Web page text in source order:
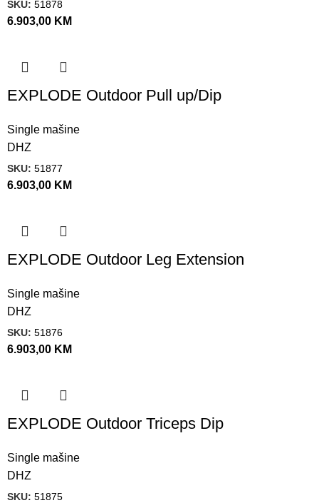
SKU: 51878
6.903,00 KM
EXPLODE Outdoor Pull up/Dip
Single mašine
DHZ
SKU: 51877
6.903,00 KM
EXPLODE Outdoor Leg Extension
Single mašine
DHZ
SKU: 51876
6.903,00 KM
EXPLODE Outdoor Triceps Dip
Single mašine
DHZ
SKU: 51875